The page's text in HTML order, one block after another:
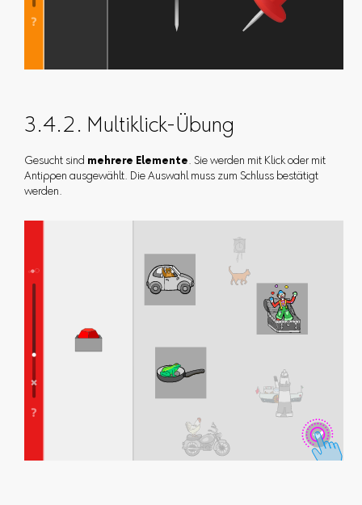
3.4.2. Multiklick-Übung
Gesucht sind mehrere Elemente. Sie werden mit Klick oder mit
Antippen ausgewählt. Die Auswahl muss zum Schluss bestätigt
werden.